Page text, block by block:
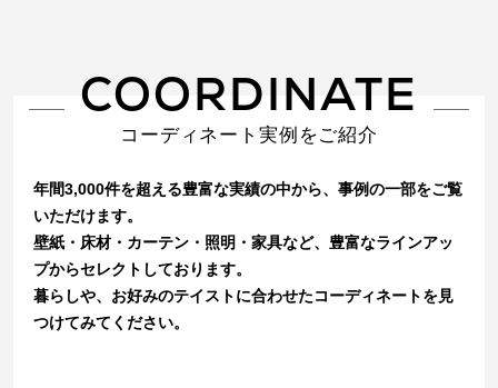
COORDINATE
コーディネート実例をご紹介
年間3,000件を超える豊富な実績の中から、事例の一部をご覧
いただけます。
壁紙・床材・カーテン・照明・家具など、豊富なラインアッ
プからセレクトしております。
暮らしや、お好みのテイストに合わせたコーディネートを見
つけてみてください。